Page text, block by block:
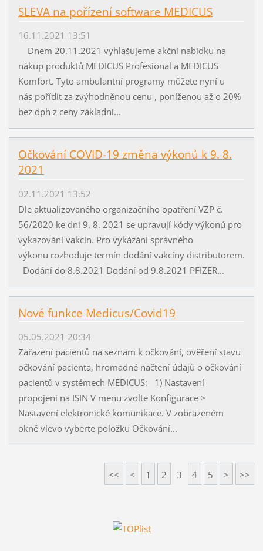
SLEVA na pořízení software MEDICUS
16.11.2021 13:51
Dnem 20.11.2021 vyhlašujeme akční nabídku na
nákup produktů MEDICUS Profesional a MEDICUS
Komfort. Tyto ambulantní programy můžete nyní u
nás pořídit za zvýhodněnou cenu , poníženou až o 20%
bez dph z ceny základní...
Očkování COVID-19 změna výkonů k 9. 8.
2021
02.11.2021 13:52
Dle aktualizovaného organizačního opatření VZP č.
56/2020 ke dni 9. 8. 2021 se upravují kódy výkonů pro
vykazování vakcín. Pro vykázání správného
výkonu rozhoduje termín dodání vakcíny distributorem.
Dodání do 8.8.2021 Dodání od 9.8.2021 PFIZER...
Nové funkce Medicus/Covid19
05.05.2021 20:34
Zařazení pacientů na seznam k očkování, ověření stavu
očkování pacienta, hromadné načtení údajů o očkování
pacientů v systémech MEDICUS: 1) Nastavení
propojení na ISIN V menu zvolte Konfigurace >
Nastavení elektronické komunikace. V zobrazeném
okně vlevo vyberte položku Očkování...
<< < 1 2 3 4 5 > >>